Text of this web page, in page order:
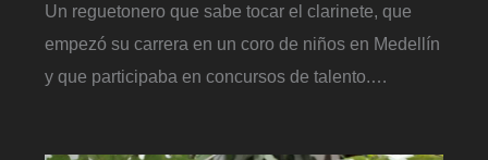
Un reguetonero que sabe tocar el clarinete, que
empezó su carrera en un coro de niños en Medellín
y que participaba en concursos de talento.…